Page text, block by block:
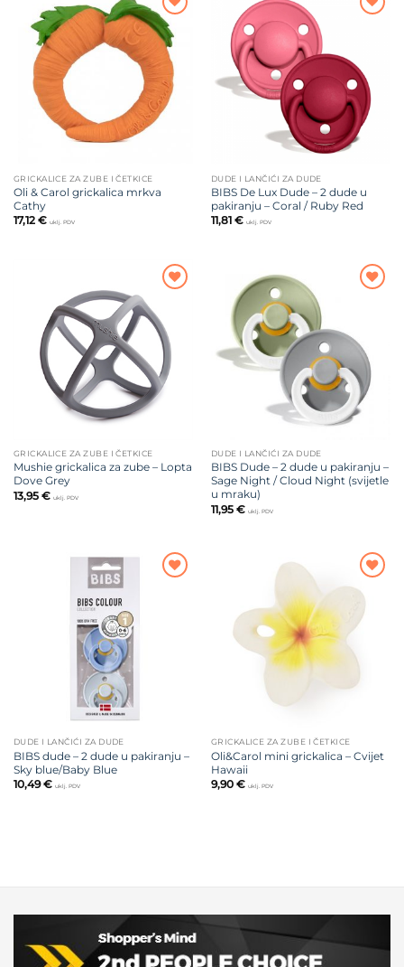
Dodajte
na listu
želja
GRICKALICE ZA ZUBE I ČETKICE
Oli & Carol grickalica mrkva
Cathy
17,12 € uklj. PDV
DUDE I LANČIĆI ZA DUDE
BIBS De Lux Dude – 2 dude u
pakiranju – Coral / Ruby Red
11,81 € uklj. PDV
na listu
želja
GRICKALICE ZA ZUBE I ČETKICE
Mushie grickalica za zube – Lopta
Dove Grey
13,95 € uklj. PDV
DUDE I LANČIĆI ZA DUDE
BIBS Dude – 2 dude u pakiranju –
Sage Night / Cloud Night (svijetle
u mraku)
11,95 € uklj. PDV
DUDE I LANČIĆI ZA DUDE
BIBS dude – 2 dude u pakiranju –
Sky blue/Baby Blue
10,49€ uklj. PDV
Dodajte
GRICKALICE ZA ZUBE I ČETKICE
Oli&Carol mini grickalica – Cvijet
Hawaii
9,90 € uklj. PDV